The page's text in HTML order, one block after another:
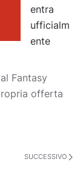
entra
ufficialm
ente
Fantasy
offerta
SUCCESSIVO